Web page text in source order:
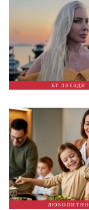
БГ ЗВЕЗДИ
ЛЮБОПИТНО